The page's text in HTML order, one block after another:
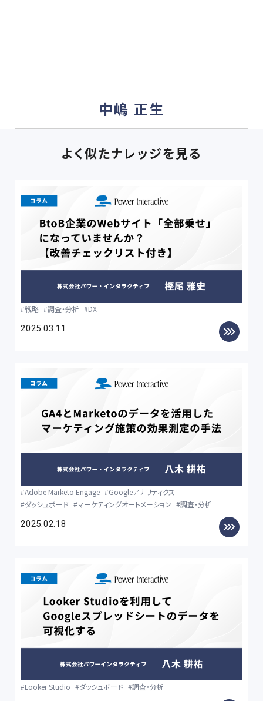
中嶋 正生
よく似たナレッジを見る
戦略 調査・分析 DX
2025.03.11
Adobe Marketo Engage
Googleアナリティクス
ダッシュボード
マーケティングオートメーション 調査・分析
2025.02.18
Looker Studio ダッシュボード 調査・分析